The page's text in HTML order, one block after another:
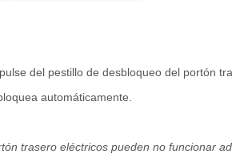
del pestillo de desbloqueo del portón
automáticamente.
trasero eléctricos pueden no funcionar